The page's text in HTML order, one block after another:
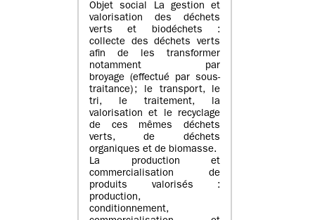
Objet social La gestion et
valorisation des déchets
verts et biodéchets :
collecte des déchets verts
afin de les transformer
notamment par
broyage (effectué par sous-
traitance) ; le transport, le
tri, le traitement, la
valorisation et le recyclage
de ces mêmes déchets
verts, de déchets
organiques et de biomasse.
La production et
commercialisation de
produits valorisés :
production,
conditionnement,